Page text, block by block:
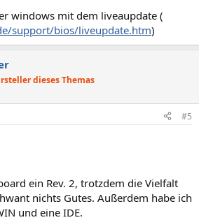
windows mit dem liveaupdate (
support/bios/liveupdate.htm)
dieses Themas
#5
ein Rev. 2, trotzdem die Vielfalt
nichts Gutes. Außerdem habe ich
und eine IDE.